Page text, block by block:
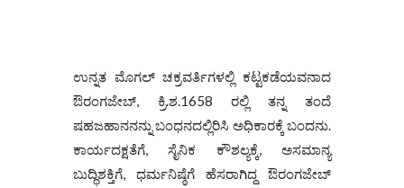
ಉನ್ನತ ಮೊಗಲ್ ಚಕ್ರವರ್ತಿಗಳಲ್ಲಿ ಕಟ್ಟಕಡೆಯವನಾದ
ಔರಂಗಜೇಬ್, ಕ್ರಿ.ಶ.1658 ರಲ್ಲಿ ತನ್ನ ತಂದೆ
ಷಹಜಹಾನನನ್ನು ಬಂಧನದಲ್ಲಿರಿಸಿ ಅಧಿಕಾರಕ್ಕೆ ಬಂದನು.
ಕಾರ್ಯದಕ್ಷತೆಗೆ, ಸೈನಿಕ ಕೌಶಲ್ಯಕ್ಕೆ, ಅಸಮಾನ್ಯ
ಬುದ್ಧಿಶಕ್ತಿಗೆ, ಧರ್ಮನಿಷ್ಠೆಗೆ ಹೆಸರಾಗಿದ್ದ ಔರಂಗಜೇಬ್